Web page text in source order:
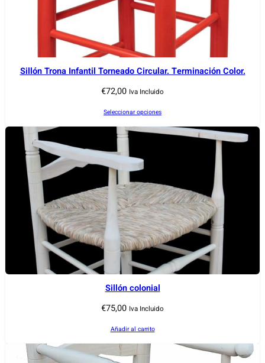
Sillón Trona Infantil Torneado Circular. Terminación Color.
€72,00 Iva Incluido
Seleccionar opciones
Sillón colonial
€75,00 Iva Incluido
Añadir al carrito